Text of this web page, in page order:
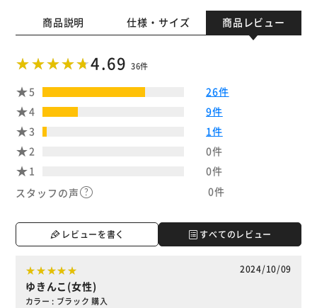
商品説明 仕様・サイズ 商品レビュー
4.69 36件
5
26件
4
9件
3
1件
2
0件
1
0件
スタッフの声
0件
レビューを書く すべてのレビュー
2024/10/09
ゆきんこ(女性)
カラー : ブラック 購入